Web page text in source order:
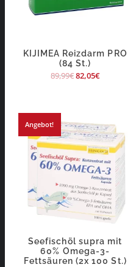
KIJIMEA Reizdarm PRO
(84 St.)
89,99€82,05€
Angebot!
Seefischöl supra mit
60% Omega-3-
Fettsäuren (2x 100 St.)